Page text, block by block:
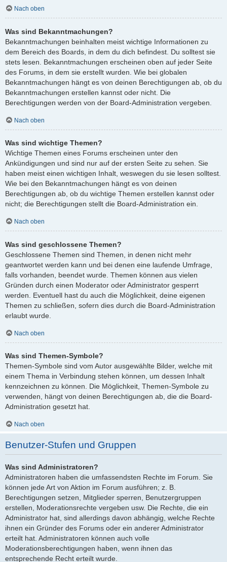
Nach oben
Was sind Bekanntmachungen?
Bekanntmachungen beinhalten meist wichtige Informationen zu
dem Bereich des Boards, in dem du dich befindest. Du solltest sie
stets lesen. Bekanntmachungen erscheinen oben auf jeder Seite
des Forums, in dem sie erstellt wurden. Wie bei globalen
Bekanntmachungen hängt es von deinen Berechtigungen ab, ob du
Bekanntmachungen erstellen kannst oder nicht. Die
Berechtigungen werden von der Board-Administration vergeben.
Nach oben
Was sind wichtige Themen?
Wichtige Themen eines Forums erscheinen unter den
Ankündigungen und sind nur auf der ersten Seite zu sehen. Sie
haben meist einen wichtigen Inhalt, weswegen du sie lesen solltest.
Wie bei den Bekanntmachungen hängt es von deinen
Berechtigungen ab, ob du wichtige Themen erstellen kannst oder
nicht; die Berechtigungen stellt die Board-Administration ein.
Nach oben
Was sind geschlossene Themen?
Geschlossene Themen sind Themen, in denen nicht mehr
geantwortet werden kann und bei denen eine laufende Umfrage,
falls vorhanden, beendet wurde. Themen können aus vielen
Gründen durch einen Moderator oder Administrator gesperrt
werden. Eventuell hast du auch die Möglichkeit, deine eigenen
Themen zu schließen, sofern dies durch die Board-Administration
erlaubt wurde.
Nach oben
Was sind Themen-Symbole?
Themen-Symbole sind vom Autor ausgewählte Bilder, welche mit
einem Thema in Verbindung stehen können, um dessen Inhalt
kennzeichnen zu können. Die Möglichkeit, Themen-Symbole zu
verwenden, hängt von deinen Berechtigungen ab, die die Board-
Administration gesetzt hat.
Nach oben
Benutzer-Stufen und Gruppen
Was sind Administratoren?
Administratoren haben die umfassendsten Rechte im Forum. Sie
können jede Art von Aktion im Forum ausführen; z. B.
Berechtigungen setzen, Mitglieder sperren, Benutzergruppen
erstellen, Moderationsrechte vergeben usw. Die Rechte, die ein
Administrator hat, sind allerdings davon abhängig, welche Rechte
ihnen ein Gründer des Forums oder ein anderer Administrator
erteilt hat. Administratoren können auch volle
Moderationsberechtigungen haben, wenn ihnen das
entsprechende Recht erteilt wurde.